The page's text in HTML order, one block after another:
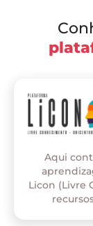
Aqui
Licon (Livre